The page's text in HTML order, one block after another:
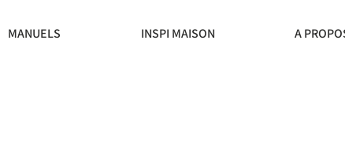
MANUELS INSPI MAISON A